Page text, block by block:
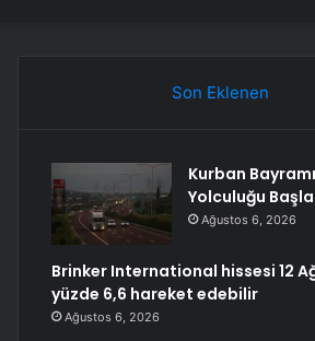
Son Eklenen
Kurban Bayramı
Yolculuğu
Ağustos 6, 2026
Brinker International hissesi 12
yüzde 6,6 hareket edebilir
Ağustos 6, 2026